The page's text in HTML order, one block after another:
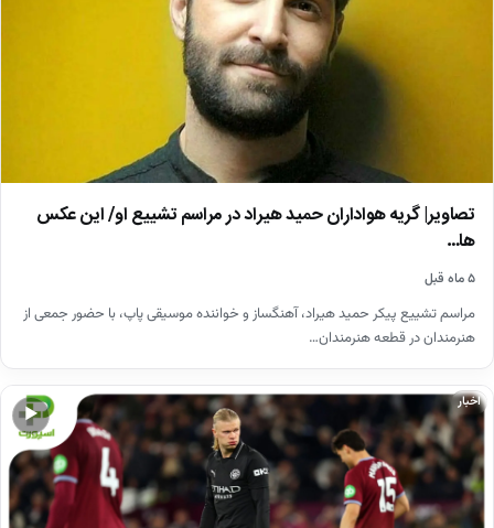
تصاویر| گریه هواداران حمید هیراد در مراسم تشییع او/ این عکس
ها…
۵ ماه قبل
مراسم تشییع پیکر حمید هیراد، آهنگساز و خواننده موسیقی پاپ، با حضور جمعی از
هنرمندان در قطعه هنرمندان…
▶
اخبار